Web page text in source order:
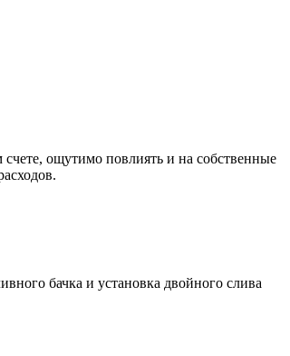
ощутимо повлиять и на собственные
бачка и установка двойного слива